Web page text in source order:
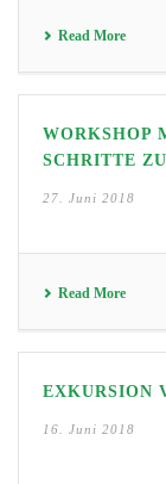
Read More
WORKSHOP
SCHRITTE
27. Juni 2018
Read More
EXKURSION
16. Juni 2018